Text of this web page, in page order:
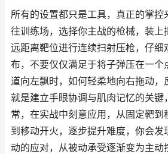
所有的设置都只是工具，真正的掌控
往训练场，选择你主战的枪械，装上
远距离靶位进行连续扫射压枪，仔细
布，不要仅仅满足于将子弹压在一个
道向左飘时，如何轻柔地向右拖动，
就是建立手眼协调与肌肉记忆的关键
常，在实战中刻意应用，从固定靶到
到移动开火，逐步提升难度，你会发
动的应对，从被动承受逐渐变为主动